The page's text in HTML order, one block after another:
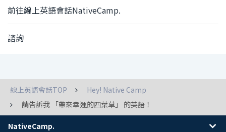
前往線上英語會話NativeCamp.
諮詢
線上英語會話TOP
Hey! Native Camp
請告訴我 「帶來幸運的四葉草」 的英語！
NativeCamp.